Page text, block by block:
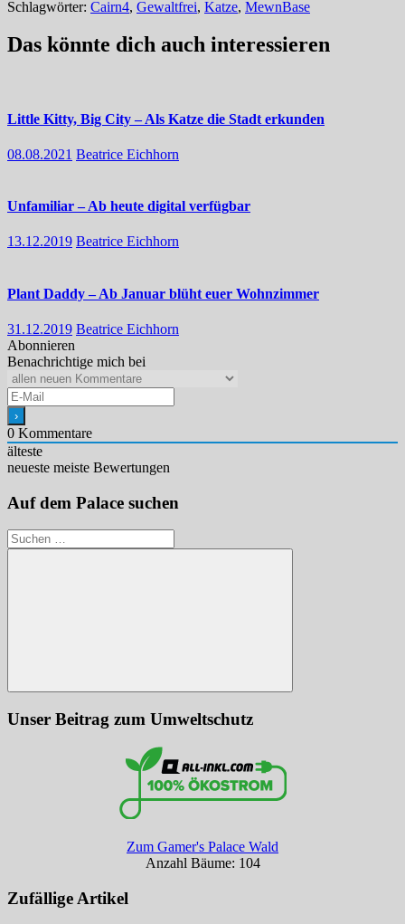
Schlagwörter: Cairn4, Gewaltfrei, Katze, MewnBase
Das könnte dich auch interessieren
Little Kitty, Big City – Als Katze die Stadt erkunden
08.08.2021 Beatrice Eichhorn
Unfamiliar – Ab heute digital verfügbar
13.12.2019 Beatrice Eichhorn
Plant Daddy – Ab Januar blüht euer Wohnzimmer
31.12.2019 Beatrice Eichhorn
Abonnieren
Benachrichtige mich bei
0 Kommentare
älteste
neueste meiste Bewertungen
Auf dem Palace suchen
Suchen
nach:
Suchen
Unser Beitrag zum Umweltschutz
Zum Gamer's Palace Wald
Anzahl Bäume: 104
Zufällige Artikel